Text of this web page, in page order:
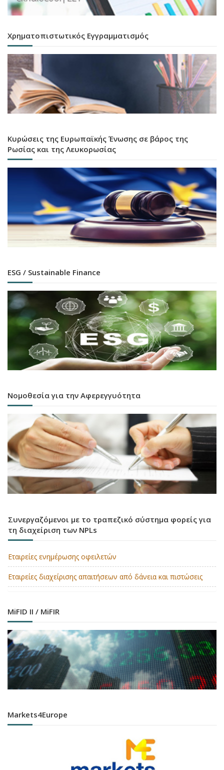
Χρηματοπιστωτικός Εγγραμματισμός
Κυρώσεις της Ευρωπαϊκής Ένωσης σε βάρος της
Ρωσίας και της Λευκορωσίας
ESG / Sustainable Finance
Νομοθεσία για την Αφερεγγυότητα
Συνεργαζόμενοι με το τραπεζικό σύστημα φορείς για
τη διαχείριση των NPLs
Εταιρείες ενημέρωσης οφειλετών
Εταιρείες διαχείρισης απαιτήσεων από δάνεια και πιστώσεις
MiFID II / MiFIR
Markets4Europe